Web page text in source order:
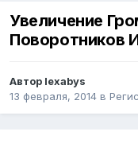
Увеличение
Поворотников
Автор lexabys
13 февраля, 2014 в